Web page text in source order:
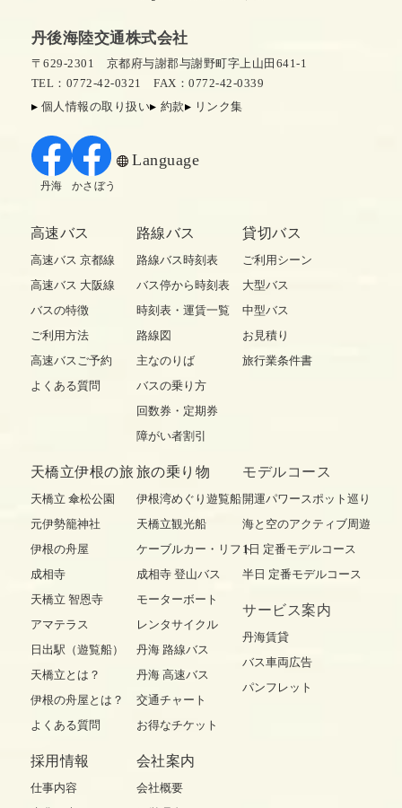
丹後海陸交通株式会社
〒629-2301 京都府与謝郡与謝野町字上山田641-1
TEL：0772-42-0321
FAX：0772-42-0339
個人情報の取り扱い
約款 リンク集
Language
丹海 かさぼう
高速バス
高速バス 京都線
高速バス 大阪線
バスの特徴
ご利用方法
高速バスご予約
よくある質問
路線バス
路線バス時刻表
バス停から時刻表
時刻表・運賃一覧
路線図
主なのりば
バスの乗り方
回数券・定期券
障がい者割引
貸切バス
ご利用シーン
大型バス
中型バス
お見積り
旅行業条件書
天橋立伊根の旅
天橋立 傘松公園
元伊勢籠神社
伊根の舟屋
成相寺
天橋立 智恩寺
アマテラス
日出駅（遊覧船）
天橋立とは？
伊根の舟屋とは？
よくある質問
旅の乗り物
伊根湾めぐり遊覧船
天橋立観光船
ケーブルカー・リフト
成相寺 登山バス
モーターボート
レンタサイクル
丹海 路線バス
丹海 高速バス
交通チャート
お得なチケット
モデルコース
開運パワースポット巡り
海と空のアクティブ周遊
1日 定番モデルコース
半日 定番モデルコース
サービス案内
丹海賃貸
バス車両広告
パンフレット
採用情報
仕事内容
会社案内
会社概要